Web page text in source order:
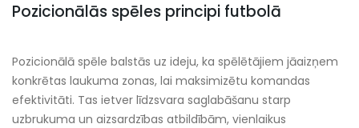
Pozicionālās spēles principi futbolā
Pozicionālā spēle balstās uz ideju, ka spēlētājiem jāaizņem
konkrētas laukuma zonas, lai maksimizētu komandas
efektivitāti. Tas ietver līdzsvara saglabāšanu starp
uzbrukuma un aizsardzības atbildībām, vienlaikus